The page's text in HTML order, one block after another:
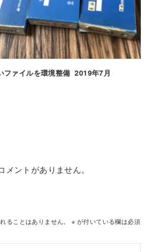
ファイルを環境整備 2019年7月
メントがありません。
ることはありません。 ※ が付いている欄は必須